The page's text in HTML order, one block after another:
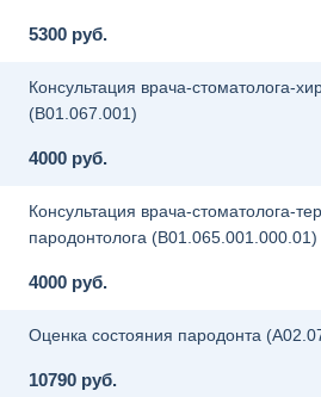
5300 руб.
Консультация врача-стоматолога-
(B01.067.001)
4000 руб.
Консультация врача-стоматолога-
пародонтолога (B01.065.001.000.01)
4000 руб.
Оценка состояния пародонта
10790 руб.